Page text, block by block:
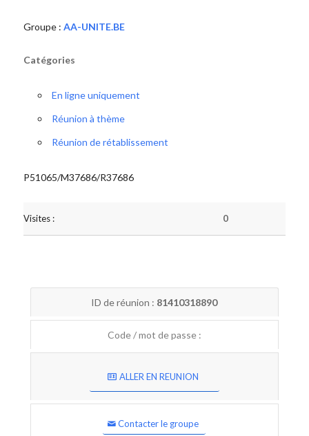
Groupe : AA-UNITE.BE
Catégories
En ligne uniquement
Réunion à thème
Réunion de rétablissement
P51065/M37686/R37686
Visites : 0
ID de réunion : 81410318890
Code / mot de passe :
ALLER EN REUNION
Contacter le groupe